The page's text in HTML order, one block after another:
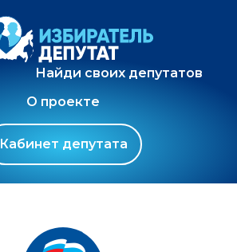
Найди своих депутатов
О проекте
Кабинет депутата